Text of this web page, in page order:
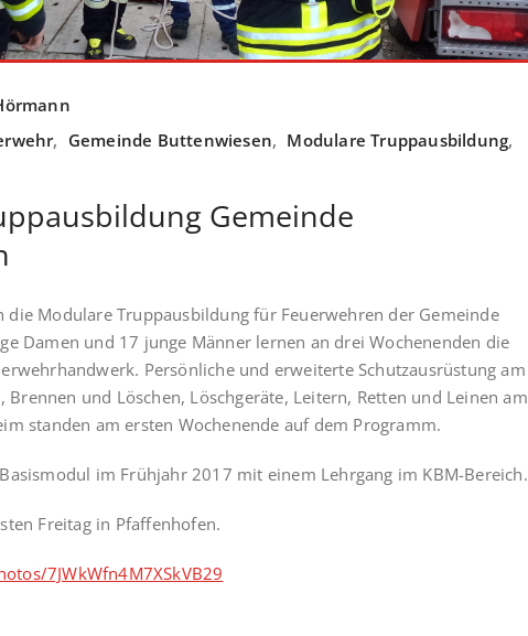
, Gemeinde Buttenwiesen, Modulare Truppausbildung,
Gemeinde
die Modulare Truppausbildung für Feuerwehren der Gemeinde
Damen und 17 junge Männer lernen an drei Wochenenden die
Persönliche und erweiterte Schutzausrüstung am
Brennen und Löschen, Löschgeräte, Leitern, Retten und Leinen am
standen am ersten Wochenende auf dem Programm.
im Frühjahr 2017 mit einem Lehrgang im KBM-Bereich.
Freitag in Pfaffenhofen.
7JWkWfn4M7XSkVB29